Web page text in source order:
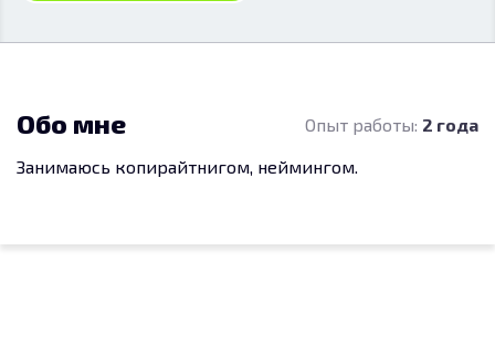
Обо мне Опыт работы: 2 года
Занимаюсь копирайтнигом, неймингом.